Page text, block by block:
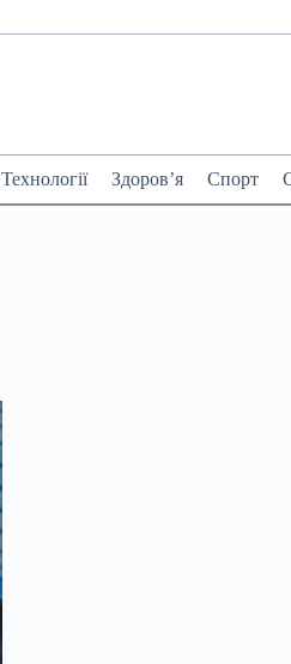
Технології Здоров’я Спорт